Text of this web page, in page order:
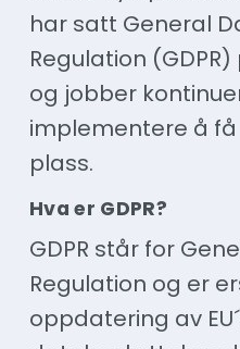
har satt General
Regulation
og jobber
implementere å
plass.
Hva er GDPR?
GDPR står for
Regulation og er
oppdatering av